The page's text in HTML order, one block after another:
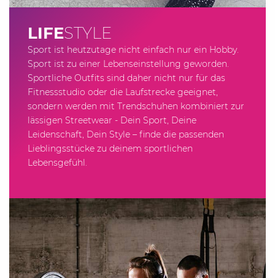
LIFESTYLE
Sport ist heutzutage nicht einfach nur ein Hobby.
Sport ist zu einer Lebenseinstellung geworden.
Sportliche Outfits sind daher nicht nur für das
Fitnessstudio oder die Laufstrecke geeignet,
sondern werden mit Trendschuhen kombiniert zur
lässigen Streetwear - Dein Sport, Deine
Leidenschaft, Dein Style – finde die passenden
Lieblingsstücke zu deinem sportlichen
Lebensgefühl.